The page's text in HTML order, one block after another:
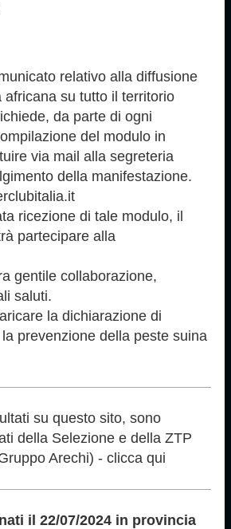
relativo alla diffusione
africana su tutto il territorio
da parte di ogni
del modulo in
via mail alla segreteria
della manifestazione.
ricezione di tale modulo, il
partecipare alla
gentile collaborazione,
saluti.
la dichiarazione di
prevenzione della peste suina
su questo sito, sono
della Selezione e della ZTP
Arechi) - clicca qui
il 22/07/2024 in provincia